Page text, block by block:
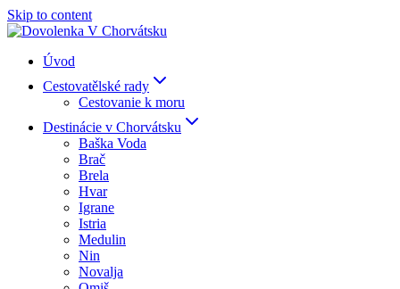
Skip to content
Úvod
Cestovatělské rady
Cestovanie k moru
Destinácie v Chorvátsku
Baška Voda
Brač
Brela
Hvar
Igrane
Istria
Medulin
Nin
Novalja